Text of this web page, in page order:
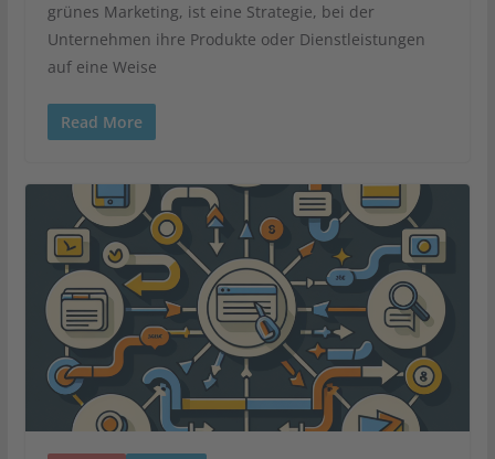
grünes Marketing, ist eine Strategie, bei der
Unternehmen ihre Produkte oder Dienstleistungen
auf eine Weise
Read More